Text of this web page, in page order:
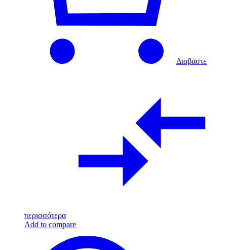
Διαβάστε
περισσότερα
Add to compare